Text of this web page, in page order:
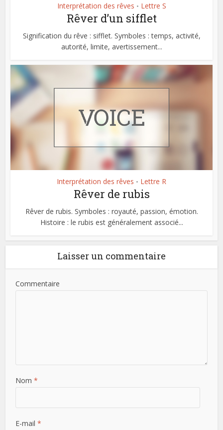
Interprétation des rêves • Lettre S
Rêver d’un sifflet
Signification du rêve : sifflet. Symboles : temps, activité,
autorité, limite, avertissement...
Interprétation des rêves • Lettre R
Rêver de rubis
Rêver de rubis. Symboles : royauté, passion, émotion.
Histoire : le rubis est généralement associé...
Laisser un commentaire
Commentaire
Nom*
E-mail*